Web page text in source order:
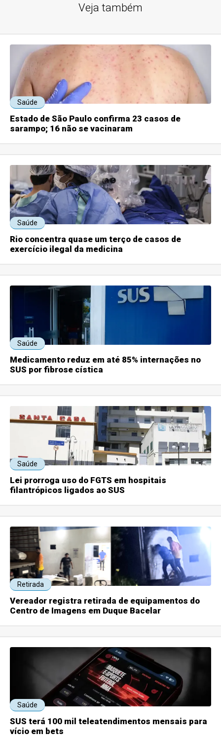
Veja também
Saúde
Estado de São Paulo confirma 23 casos de
sarampo; 16 não se vacinaram
Saúde
Rio concentra quase um terço de casos de
exercício ilegal da medicina
Saúde
Medicamento reduz em até 85% internações no
SUS por fibrose cística
Saúde
Lei prorroga uso do FGTS em hospitais
filantrópicos ligados ao SUS
Retirada
Vereador registra retirada de equipamentos do
Centro de Imagens em Duque Bacelar
Saúde
SUS terá 100 mil teleatendimentos mensais para
vício em bets